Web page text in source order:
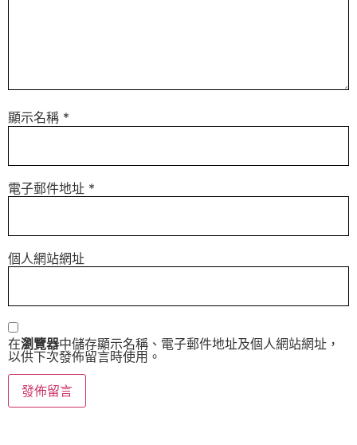
顯示名稱 *
電子郵件地址 *
個人網站網址
在瀏覽器中儲存顯示名稱、電子郵件地址及個人網站網址，
以供下次發佈留言時使用。